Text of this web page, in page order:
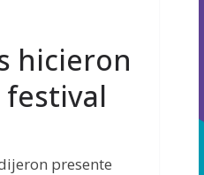
hicieron
presente